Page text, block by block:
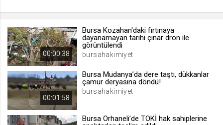
[hash]
.web.tv
Oturum doğrulama verisi
Site içeriği önerme
00:00:38
Bursa Kozahan'daki fırtınaya
dayanamayan tarihi çınar dron ile
görüntülendi
bursahakimiyet
00:01:58
Bursa Mudanya’da dere taştı, dükkanlar
çamur deryasına döndü!
bursahakimiyet
Bursa Orhaneli’de TOKİ hak sahiplerine